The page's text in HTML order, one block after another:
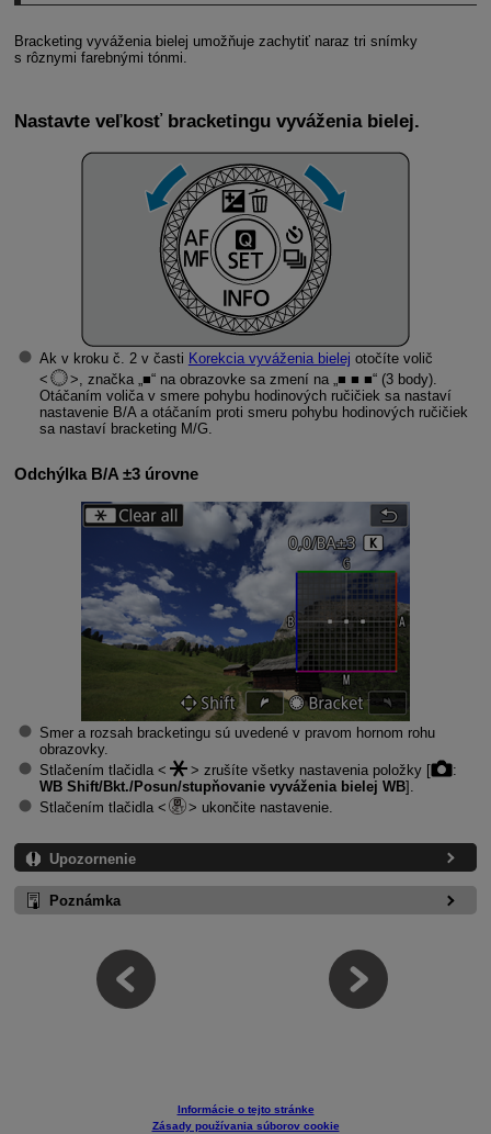
Bracketing vyváženia bielej umožňuje zachytiť naraz tri snímky
s rôznymi farebnými tónmi.
Nastavte veľkosť bracketingu vyváženia bielej.
Ak v kroku č. 2 v časti Korekcia vyváženia bielej otočíte volič
, značka „■“ na obrazovke sa zmení na „■ ■ ■“ (3 body).
Otáčaním voliča v smere pohybu hodinových ručičiek sa nastaví
nastavenie B/A a otáčaním proti smeru pohybu hodinových ručičiek
sa nastaví bracketing M/G.
Odchýlka B/A ±3 úrovne
Smer a rozsah bracketingu sú uvedené v pravom hornom rohu
obrazovky.
Stlačením tlačidla
zrušíte všetky nastavenia položky [
:
WB Shift/Bkt./Posun/stupňovanie vyváženia bielej WB].
Stlačením tlačidla
ukončite nastavenie.
Upozornenie
Poznámka
Informácie o tejto stránke
Zásady používania súborov cookie